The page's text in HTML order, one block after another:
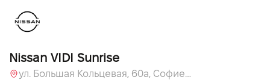
Nissan VIDI Sunrise
ул. Большая Кольцевая, 60а, Софиевская Борщаговка, Киевская обл.